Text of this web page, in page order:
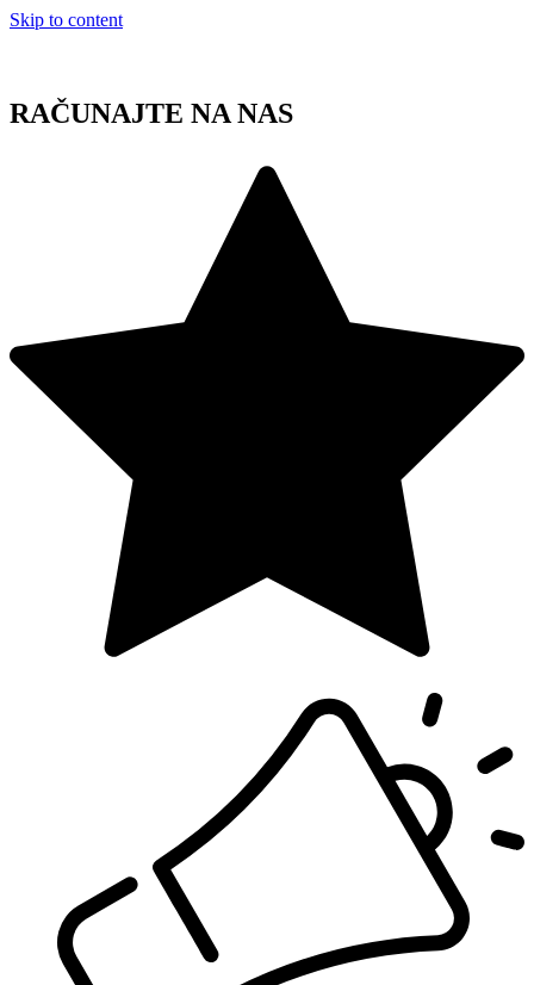
Skip to content
RAČUNAJTE NA NAS